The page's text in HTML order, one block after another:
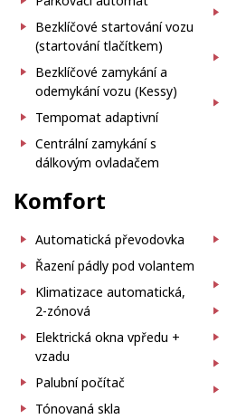
Bezklíčové startování vozu
(startování tlačítkem)
Bezklíčové zamykání a
odemykání vozu (Kessy)
Tempomat adaptivní
Centrální zamykání s
dálkovým ovladačem
Komfort
Automatická převodovka
Řazení pádly pod volantem
Klimatizace automatická,
2-zónová
Elektrická okna vpředu +
vzadu
Palubní počítač
Tónovaná skla